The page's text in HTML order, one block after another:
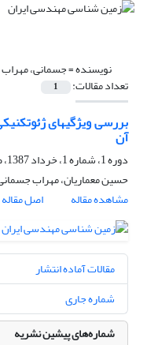
نویسنده =جسمانی، مهراب
تعداد مقالات: 1
بررسی ویژگیهای
آن
دوره 1، شماره 1، خرداد 1387، صفحه
حسین معماریان، مهراب
مشاهده مقاله
اصل مقاله
مقالات آماده انتشار
شماره جاری
شماره‌های پیشین نشریه